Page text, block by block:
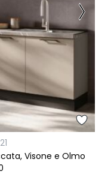
Visone e Olmo